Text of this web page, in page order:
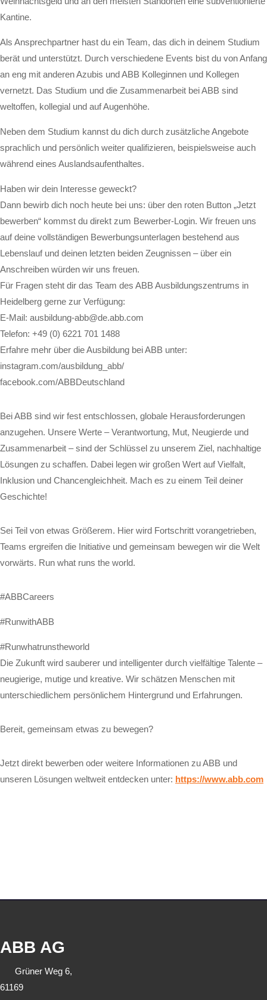
Kantine.
Als Ansprechpartner hast du ein Team, das dich in deinem Studium
berät und unterstützt. Durch verschiedene Events bist du von Anfang
an eng mit anderen Azubis und ABB Kolleginnen und Kollegen
vernetzt. Das Studium und die Zusammenarbeit bei ABB sind
weltoffen, kollegial und auf Augenhöhe.
Neben dem Studium kannst du dich durch zusätzliche Angebote
sprachlich und persönlich weiter qualifizieren, beispielsweise auch
während eines Auslandsaufenthaltes.
Haben wir dein Interesse geweckt?
Dann bewirb dich noch heute bei uns: über den roten Button „Jetzt
bewerben“ kommst du direkt zum Bewerber-Login. Wir freuen uns
auf deine vollständigen Bewerbungsunterlagen bestehend aus
Lebenslauf und deinen letzten beiden Zeugnissen – über ein
Anschreiben würden wir uns freuen.
Für Fragen steht dir das Team des ABB Ausbildungszentrums in
Heidelberg gerne zur Verfügung:
E-Mail: ausbildung-abb@de.abb.com
Telefon: +49 (0) 6221 701 1488
Erfahre mehr über die Ausbildung bei ABB unter:
instagram.com/ausbildung_abb/
facebook.com/ABBDeutschland
Bei ABB sind wir fest entschlossen, globale Herausforderungen
anzugehen. Unsere Werte – Verantwortung, Mut, Neugierde und
Zusammenarbeit – sind der Schlüssel zu unserem Ziel, nachhaltige
Lösungen zu schaffen. Dabei legen wir großen Wert auf Vielfalt,
Inklusion und Chancengleichheit. Mach es zu einem Teil deiner
Geschichte!
Sei Teil von etwas Größerem. Hier wird Fortschritt vorangetrieben,
Teams ergreifen die Initiative und gemeinsam bewegen wir die Welt
vorwärts. Run what runs the world.
#ABBCareers
#RunwithABB
#Runwhatrunstheworld
Die Zukunft wird sauberer und intelligenter durch vielfältige Talente –
neugierige, mutige und kreative. Wir schätzen Menschen mit
unterschiedlichem persönlichem Hintergrund und Erfahrungen.
Bereit, gemeinsam etwas zu bewegen?
Jetzt direkt bewerben oder weitere Informationen zu ABB und
unseren Lösungen weltweit entdecken unter: https://www.abb.com
ABB AG
Grüner Weg 6,
61169